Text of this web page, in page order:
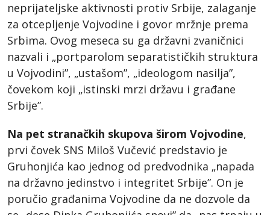
neprijateljske aktivnosti protiv Srbije, zalaganje
za otcepljenje Vojvodine i govor mržnje prema
Srbima. Ovog meseca su ga državni zvaničnici
nazvali i „portparolom separatističkih struktura
u Vojvodini”, „ustašom”, „ideologom nasilja”,
čovekom koji „istinski mrzi državu i građane
Srbije”.
Na pet stranačkih skupova širom Vojvodine,
prvi čovek SNS Miloš Vučević predstavio je
Gruhonjića kao jednog od predvodnika „napada
na državno jedinstvo i integritet Srbije”. On je
poručio građanima Vojvodine da ne dozvole da